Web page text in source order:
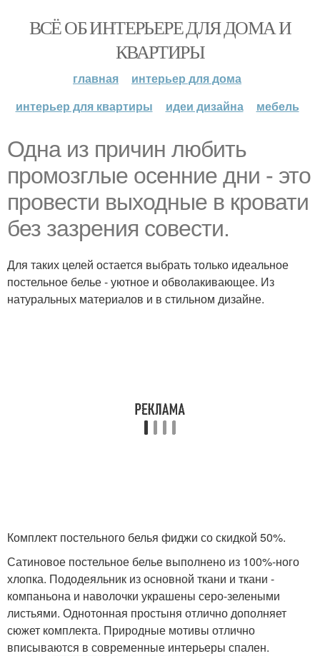
ВСЁ ОБ ИНТЕРЬЕРЕ ДЛЯ ДОМА И
КВАРТИРЫ
главная
интерьер для дома
интерьер для квартиры
идеи дизайна мебель
Одна из причин любить
промозглые осенние дни - это
провести выходные в кровати
без зазрения совести.
Для таких целей остается выбрать только идеальное
постельное белье - уютное и обволакивающее. Из
натуральных материалов и в стильном дизайне.
Комплект постельного белья фиджи со скидкой 50%.
Сатиновое постельное белье выполнено из 100%-ного
хлопка. Пододеяльник из основной ткани и ткани -
компаньона и наволочки украшены серо-зелеными
листьями. Однотонная простыня отлично дополняет
сюжет комплекта. Природные мотивы отлично
вписываются в современные интерьеры спален.